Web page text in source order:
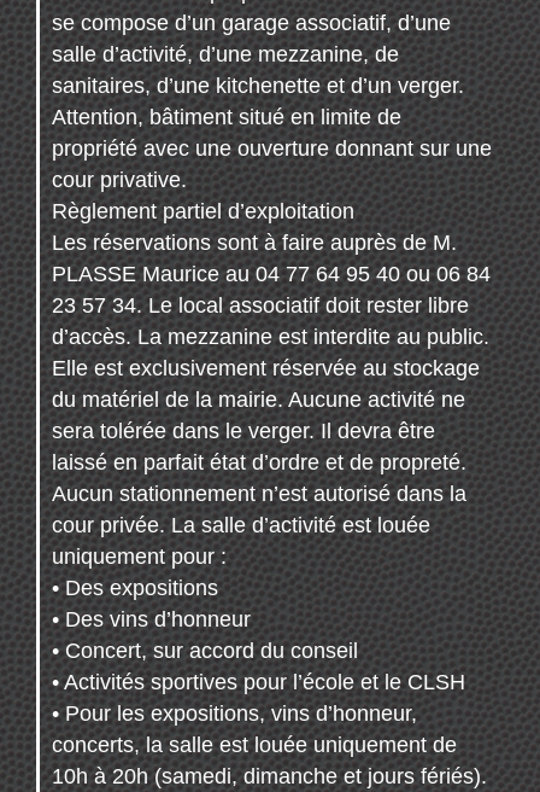
se compose d’un garage associatif, d’une
salle d’activité, d’une mezzanine, de
sanitaires, d’une kitchenette et d’un verger.
Attention, bâtiment situé en limite de
propriété avec une ouverture donnant sur une
cour privative.
Règlement partiel d’exploitation
Les réservations sont à faire auprès de M.
PLASSE Maurice au 04 77 64 95 40 ou 06 84
23 57 34. Le local associatif doit rester libre
d’accès. La mezzanine est interdite au public.
Elle est exclusivement réservée au stockage
du matériel de la mairie. Aucune activité ne
sera tolérée dans le verger. Il devra être
laissé en parfait état d’ordre et de propreté.
Aucun stationnement n’est autorisé dans la
cour privée. La salle d’activité est louée
uniquement pour :
• Des expositions
• Des vins d’honneur
• Concert, sur accord du conseil
• Activités sportives pour l’école et le CLSH
• Pour les expositions, vins d’honneur,
concerts, la salle est louée uniquement de
10h à 20h (samedi, dimanche et jours fériés).